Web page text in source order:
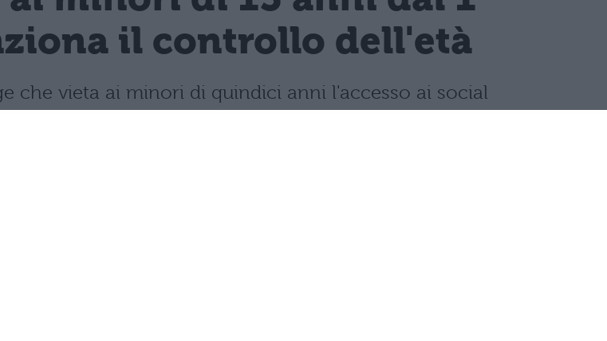
il controllo dell'età
che vieta ai minori di quindici anni l'accesso ai social